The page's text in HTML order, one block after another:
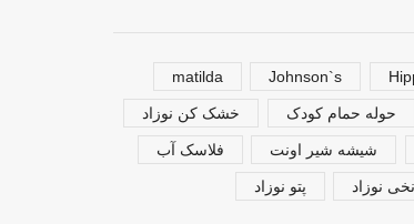
Johnson`s
matilda
حوله حمام کودک خشک کن نوزاد
شیشه شیر اونت فلاسک آب
نخی نوزاد پتو نوزاد